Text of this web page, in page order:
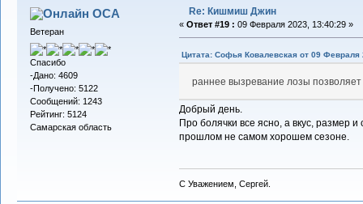
ОСА
Ветеран
Спасибо
-Дано: 4609
-Получено: 5122
Сообщений: 1243
Рейтинг: 5124
Самарская область
Re: Кишмиш Джин
« Ответ #19 : 09 Февраля 2023, 13:40:29 »
Цитата: Софья Ковалевская от 09 Февраля
раннее вызревание лозы
Добрый день.
Про болячки все ясно, а вкус, размер
прошлом не самом хорошем сезоне.
С Уважением, Сергей.